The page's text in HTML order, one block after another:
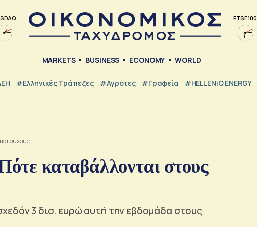
FTSE 100
MARKETS BUSINESS ECONOMY WORLD
#ελληνικές Τράπεζες #Αγρότες #Γραφεία #HELLENiQ ENERGY
καταβάλλονται στους
3 δισ. ευρώ αυτή την εβδομάδα στους